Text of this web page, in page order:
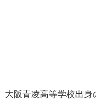
大阪青凌高等学校出